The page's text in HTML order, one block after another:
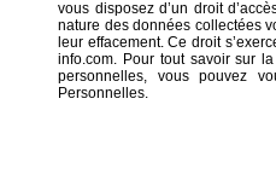
vous disposez d’un droit
nature des données collectées
leur effacement. Ce droit
info.com. Pour tout savoir sur
personnelles, vous pouvez
Personnelles.